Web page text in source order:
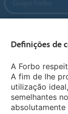
Sites Forbo
Definições de
A Forbo
A fim de lhe
utilização
semelhantes